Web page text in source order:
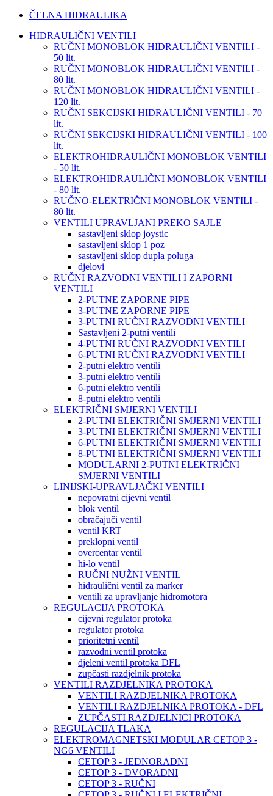
ČELNA HIDRAULIKA
HIDRAULIČNI VENTILI
RUČNI MONOBLOK HIDRAULIČNI VENTILI -
50 lit.
RUČNI MONOBLOK HIDRAULIČNI VENTILI -
80 lit.
RUČNI MONOBLOK HIDRAULIČNI VENTILI -
120 lit.
RUČNI SEKCIJSKI HIDRAULIČNI VENTILI - 70
lit.
RUČNI SEKCIJSKI HIDRAULIČNI VENTILI - 100
lit.
ELEKTROHIDRAULIČNI MONOBLOK VENTILI
- 50 lit.
ELEKTROHIDRAULIČNI MONOBLOK VENTILI
- 80 lit.
RUČNO-ELEKTRIČNI MONOBLOK VENTILI -
80 lit.
VENTILI UPRAVLJANI PREKO SAJLE
sastavljeni sklop joystic
sastavljeni sklop 1 poz
sastavljeni sklop dupla poluga
djelovi
RUČNI RAZVODNI VENTILI I ZAPORNI
VENTILI
2-PUTNE ZAPORNE PIPE
3-PUTNE ZAPORNE PIPE
3-PUTNI RUČNI RAZVODNI VENTILI
Sastavljeni 2-putni ventili
4-PUTNI RUČNI RAZVODNI VENTILI
6-PUTNI RUČNI RAZVODNI VENTILI
2-putni elektro ventili
3-putni elektro ventili
6-putni elektro ventili
8-putni elektro ventili
ELEKTRIČNI SMJERNI VENTILI
2-PUTNI ELEKTRIČNI SMJERNI VENTILI
3-PUTNI ELEKTRIČNI SMJERNI VENTILI
6-PUTNI ELEKTRIČNI SMJERNI VENTILI
8-PUTNI ELEKTRIČNI SMJERNI VENTILI
MODULARNI 2-PUTNI ELEKTRIČNI
SMJERNI VENTILI
LINIJSKI-UPRAVLJAČKI VENTILI
nepovratni cijevni ventil
blok ventil
obračajuči ventil
ventil KRT
preklopni ventil
overcentar ventil
hi-lo ventil
RUČNI NUŽNI VENTIL
hidraulični ventil za marker
ventili za upravljanje hidromotora
REGULACIJA PROTOKA
cijevni regulator protoka
regulator protoka
prioritetni ventil
razvodni ventil protoka
djeleni ventil protoka DFL
zupčasti razdjelnik protoka
VENTILI RAZDJELNIKA PROTOKA
VENTILI RAZDJELNIKA PROTOKA
VENTILI RAZDJELNIKA PROTOKA - DFL
ZUPČASTI RAZDJELNICI PROTOKA
REGULACIJA TLAKA
ELEKTROMAGNETSKI MODULAR CETOP 3 -
NG6 VENTILI
CETOP 3 - JEDNORADNI
CETOP 3 - DVORADNI
CETOP 3 - RUČNI